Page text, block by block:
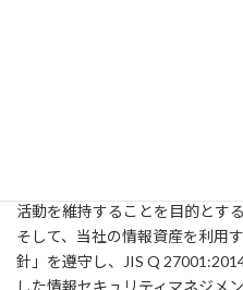
活動を維持することを目的とする
そして、当社の情報資産を利用
針」を遵守し、JIS Q
した情報セキュリティマネジメ